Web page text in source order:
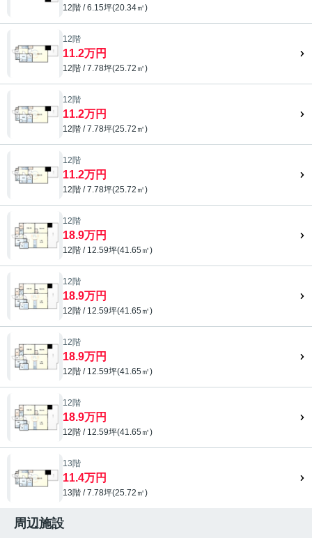
12階 / 6.15坪(20.34㎡)
12階
11.2万円
12階 / 7.78坪(25.72㎡)
12階
11.2万円
12階 / 7.78坪(25.72㎡)
12階
11.2万円
12階 / 7.78坪(25.72㎡)
12階
18.9万円
12階 / 12.59坪(41.65㎡)
12階
18.9万円
12階 / 12.59坪(41.65㎡)
12階
18.9万円
12階 / 12.59坪(41.65㎡)
12階
18.9万円
12階 / 12.59坪(41.65㎡)
13階
11.4万円
13階 / 7.78坪(25.72㎡)
周辺施設